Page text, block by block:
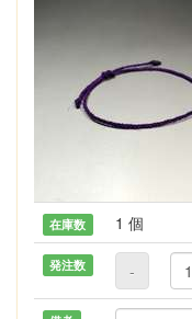
在庫数 1 個
発注数 -